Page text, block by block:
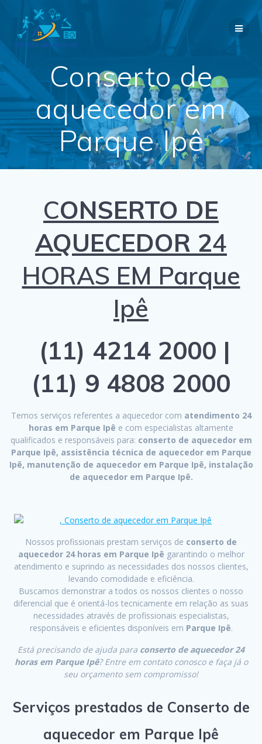
Conserto de
aquecedor em
Parque Ipê
CONSERTO DE
AQUECEDOR 24
HORAS EM Parque
Ipê
(11) 4214 2000 |
(11) 9 4808 2000
Temos serviços referentes a aquecedor com atendimento 24
horas em Parque Ipê e com especialistas altamente
qualificados e responsáveis para: conserto de aquecedor em
Parque Ipê, assistência técnica de aquecedor em Parque
Ipê, manutenção de aquecedor em Parque Ipê, instalação
de aquecedor em Parque Ipê.
Nossos profissionais prestam serviços de conserto de
aquecedor 24 horas em Parque Ipê garantindo o melhor
atendimento e suprindo as necessidades dos nossos clientes,
levando comodidade e eficiência.
Buscamos demonstrar a todos os nossos clientes o nosso
diferencial que é orientá-los tecnicamente em relação as suas
necessidades através de profissionais especialistas,
responsáveis e eficientes disponíveis em Parque Ipê.
Está precisando de ajuda para conserto de aquecedor 24
horas em Parque Ipê? Entre em contato conosco e faça já o
seu orçamento sem compromisso!
Serviços prestados de Conserto de
aquecedor em Parque Ipê